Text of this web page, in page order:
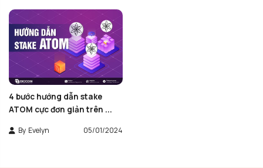
4 bước hướng dẫn stake
ATOM cực đơn giản trên ...
By Evelyn 05/01/2024